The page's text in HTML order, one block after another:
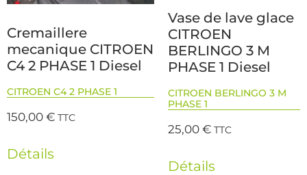
Cremaillere
mecanique CITROEN
C4 2 PHASE 1 Diesel
CITROEN C4 2 PHASE 1
150,00€ TTC
Détails
Vase de lave glace
CITROEN
BERLINGO 3 M
PHASE 1 Diesel
CITROEN BERLINGO 3 M
PHASE 1
25,00€ TTC
Détails